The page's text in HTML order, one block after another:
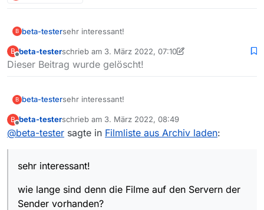
B beta-testersehr interessant!
wie lange sind denn die Filme auf den Servern der
Sender vorhanden?
abrufbar, sofern man deren url hat?
ich dafür aus dem Archiv laden müsste?
B
Offline
beta-testerschrieb am 3. März 2022, 07:10
zuletzt editiert von beta-tester3. März 2022, 08:19
Dieser Beitrag wurde gelöscht!
B beta-testersehr interessant!
wie lange sind denn die Filme auf den Servern der
Sender vorhanden?
abrufbar, sofern man deren url hat?
ich dafür aus dem Archiv laden müsste?
B
Offline
beta-testerschrieb am 3. März 2022, 08:49
zuletzt editiert von
@beta-tester sagte in Filmliste aus Archiv laden:
sehr interessant!
wie lange sind denn die Filme auf den Servern der
Sender vorhanden?